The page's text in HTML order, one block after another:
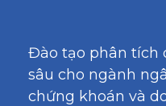
Đào tạo phân tích
sâu cho ngành
chứng khoán và